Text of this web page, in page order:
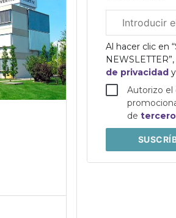
electrónico
corporativo
Al hacer clic en
de privacidad
Autorizo el
de